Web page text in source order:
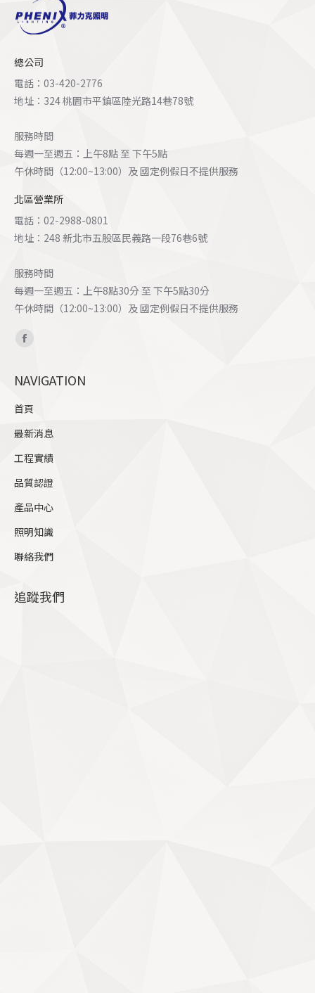
總公司
電話：03-420-2776
地址：324 桃園市平鎮區陸光路14巷78號
服務時間
每週一至週五：上午8點 至 下午5點
午休時間（12:00~13:00）及 國定例假日不提供服務
北區營業所
電話：02-2988-0801
地址：248 新北市五股區民義路一段76巷6號
服務時間
每週一至週五：上午8點30分 至 下午5點30分
午休時間（12:00~13:00）及 國定例假日不提供服務
Find us on:
Facebook
opens
window
NAVIGATION
首頁
最新消息
工程實績
品質認證
產品中心
照明知識
聯絡我們
追蹤我們